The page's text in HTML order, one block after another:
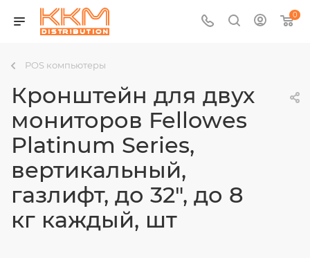
0
POS компьютеры
Кронштейн для двух
мониторов Fellowes
Platinum Series,
вертикальный,
газлифт, до 32", до 8
кг каждый, шт